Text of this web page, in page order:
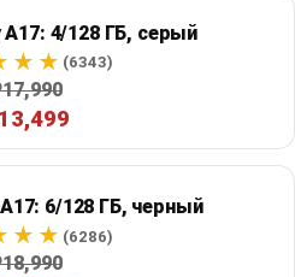
A17: 4/128 ГБ, серый
(6343)
6/128 ГБ, черный
(6286)